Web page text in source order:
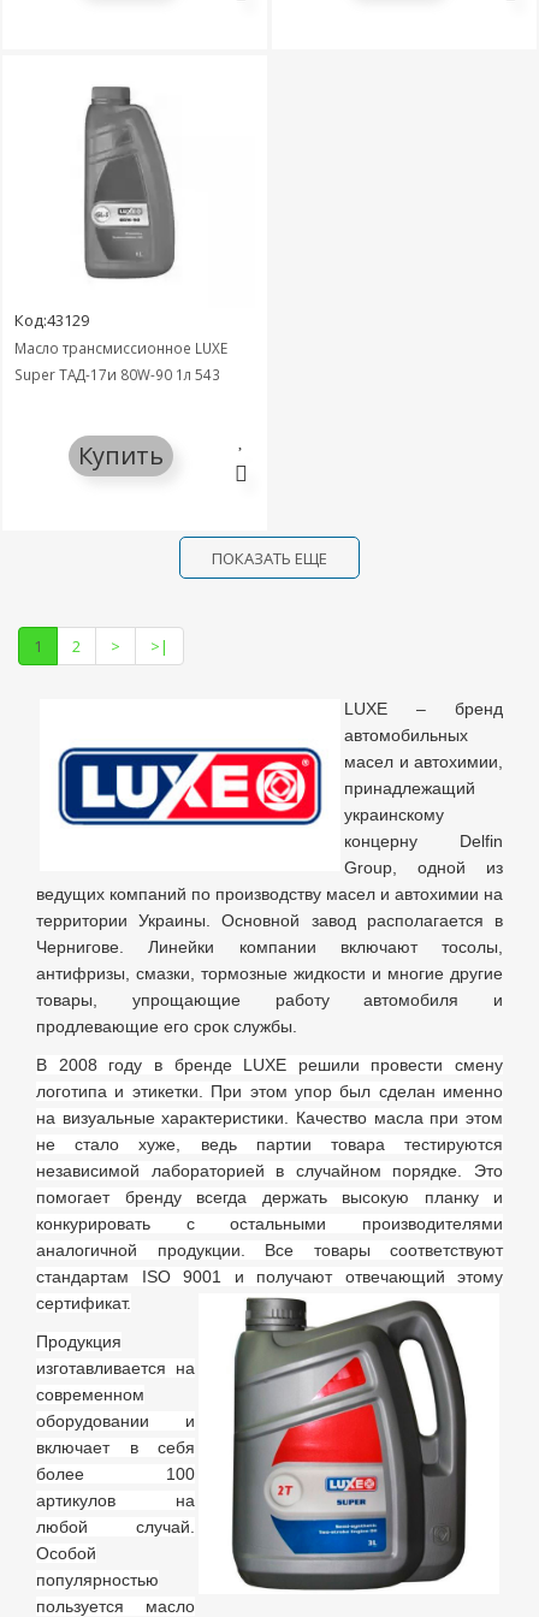
Код:43129
Масло трансмиссионное LUXE
Super ТАД-17и 80W-90 1л 543
Купить
ПОКАЗАТЬ ЕЩЕ
1 2 > >|
LUXE – бренд
автомобильных
масел и автохимии,
принадлежащий
украинскому
концерну Delfin
Group, одной из
ведущих компаний по производству масел и автохимии на
территории Украины. Основной завод располагается в
Чернигове. Линейки компании включают тосолы,
антифризы, смазки, тормозные жидкости и многие другие
товары, упрощающие работу автомобиля и
продлевающие его срок службы.
В 2008 году в бренде LUXE решили провести смену
логотипа и этикетки. При этом упор был сделан именно
на визуальные характеристики. Качество масла при этом
не стало хуже, ведь партии товара тестируются
независимой лабораторией в случайном порядке. Это
помогает бренду всегда держать высокую планку и
конкурировать с остальными производителями
аналогичной продукции. Все товары соответствуют
стандартам ISO 9001 и получают отвечающий этому
сертификат.
Продукция
изготавливается на
современном
оборудовании и
включает в себя
более 100
артикулов на
любой случай.
Особой
популярностью
пользуется масло